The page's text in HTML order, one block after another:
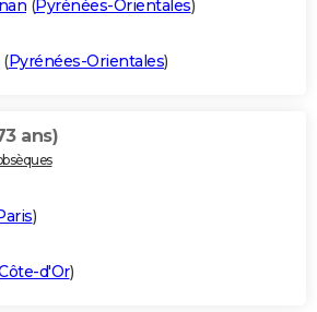
(Pyrénées-Orientales)
(Pyrénées-Orientales)
ans)
)
d'Or)